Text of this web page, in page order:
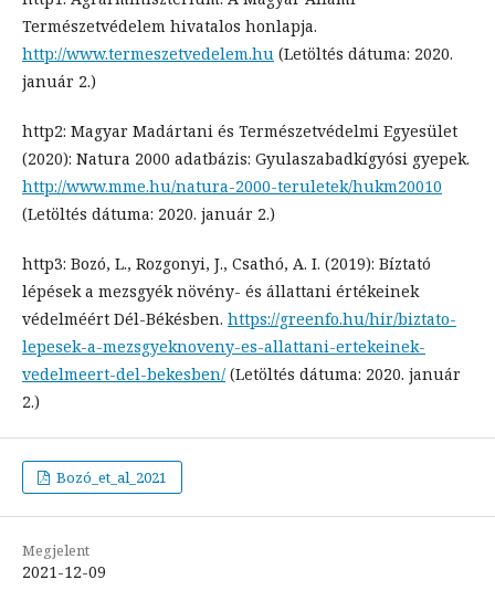
Természetvédelem hivatalos honlapja.
http://www.termeszetvedelem.hu (Letöltés dátuma: 2020.
január 2.)
http2: Magyar Madártani és Természetvédelmi Egyesület
(2020): Natura 2000 adatbázis: Gyulaszabadkígyósi gyepek.
http://www.mme.hu/natura-2000-teruletek/hukm20010
(Letöltés dátuma: 2020. január 2.)
http3: Bozó, L., Rozgonyi, J., Csathó, A. I. (2019): Bíztató
lépések a mezsgyék növény- és állattani értékeinek
védelméért Dél-Békésben. https://greenfo.hu/hir/biztato-
lepesek-a-mezsgyeknoveny-es-allattani-ertekeinek-
vedelmeert-del-bekesben/ (Letöltés dátuma: 2020. január
2.)
Bozó_et_al_2021
Megjelent
2021-12-09